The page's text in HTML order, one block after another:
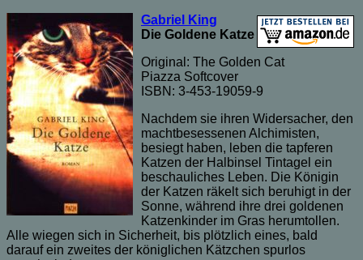
Gabriel King
Die Goldene Katze
Original: The Golden Cat
Piazza Softcover
ISBN: 3-453-19059-9
Nachdem sie ihren Widersacher, den
machtbesessenen Alchimisten,
besiegt haben, leben die tapferen
Katzen der Halbinsel Tintagel ein
beschauliches Leben. Die Königin
der Katzen räkelt sich beruhigt in der
Sonne, während ihre drei goldenen
Katzenkinder im Gras herumtollen.
Alle wiegen sich in Sicherheit, bis plötzlich eines, bald
darauf ein zweites der königlichen Kätzchen spurlos